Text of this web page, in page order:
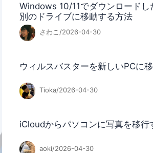
Windows 10/11でダウンロードし
別のドライブに移動する方法
さわこ/2026-04-30
ウィルスバスターを新しいPCに
Tioka/2026-04-30
iCloudからパソコンに写真を移行
aoki/2026-04-30